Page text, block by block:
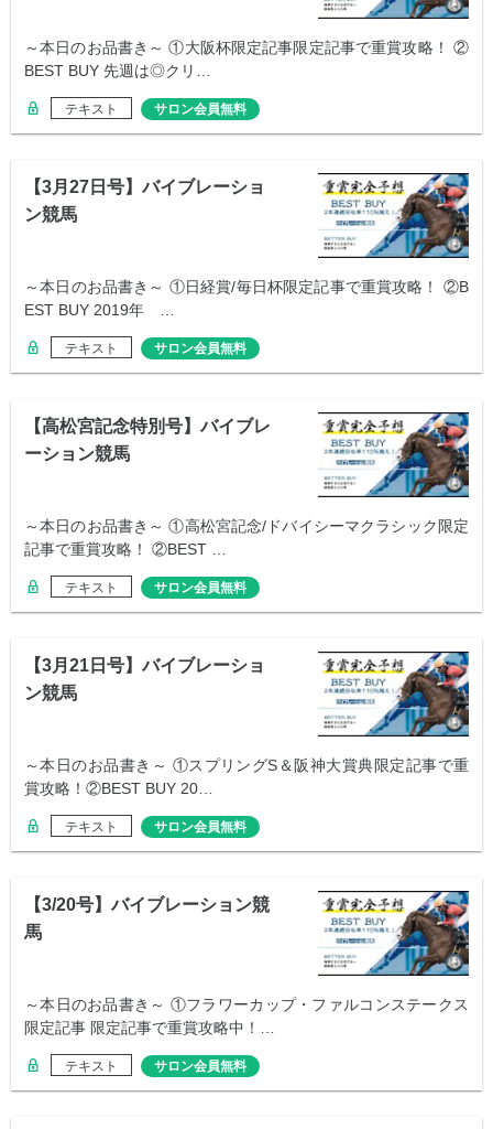
～本日のお品書き～ ①大阪杯限定記事限定記事で重賞攻略！ ②
BEST BUY 先週は◎クリ…
テキスト サロン会員無料
【3月27日号】バイブレーショ
ン競馬
～本日のお品書き～ ①日経賞/毎日杯限定記事で重賞攻略！ ②B
EST BUY 2019年 …
テキスト サロン会員無料
【高松宮記念特別号】バイブレ
ーション競馬
～本日のお品書き～ ①高松宮記念/ドバイシーマクラシック限定
記事で重賞攻略！ ②BEST …
テキスト サロン会員無料
【3月21日号】バイブレーショ
ン競馬
～本日のお品書き～ ①スプリングS＆阪神大賞典限定記事で重
賞攻略！②BEST BUY 20…
テキスト サロン会員無料
【3/20号】バイブレーション競
馬
～本日のお品書き～ ①フラワーカップ・ファルコンステークス
限定記事 限定記事で重賞攻略中！…
テキスト サロン会員無料